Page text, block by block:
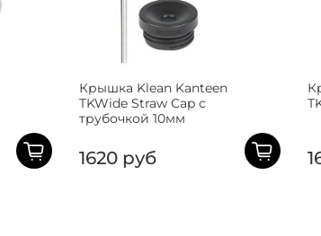
Крышка Klean Kanteen
TKWide Straw Cap с
трубочкой 10мм
1620 руб